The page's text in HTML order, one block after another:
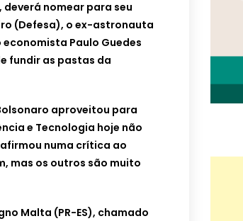
nomear para seu
(Defesa), o ex-astronauta
Paulo Guedes
fundir as pastas da
aproveitou para
e Tecnologia hoje não
numa crítica ao
mas os outros são muito
Malta (PR-ES), chamado